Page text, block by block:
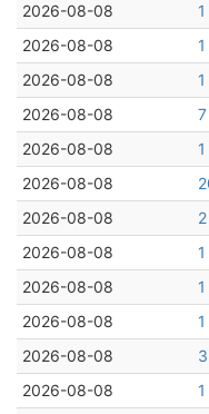
2026-08-08
2026-08-08
2026-08-08
2026-08-08
2026-08-08
2026-08-08
2026-08-08
2026-08-08
2026-08-08
2026-08-08
2026-08-08
2026-08-08